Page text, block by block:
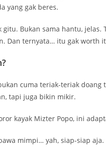
yang gak beres.
gitu. Bukan sama hantu,
Dan ternyata… itu gak worth
cuma teriak-teriak doang
tapi juga bikin mikir.
kayak Mizter Popo, ini
mimpi… yah, siap-siap